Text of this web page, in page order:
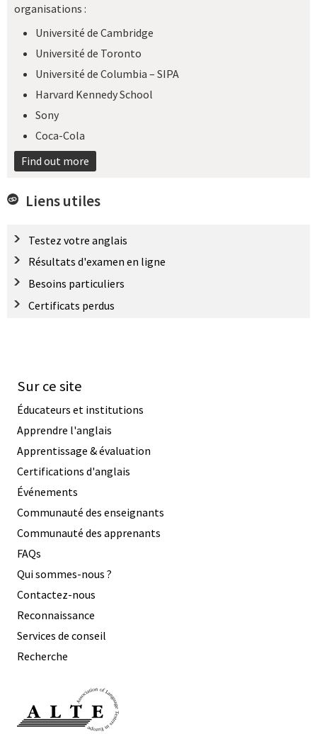
organisations :
Université de Cambridge
Université de Toronto
Université de Columbia – SIPA
Harvard Kennedy School
Sony
Coca-Cola
Find out more
Liens utiles
Testez votre anglais
Résultats d'examen en ligne
Besoins particuliers
Certificats perdus
Sur ce site
Éducateurs et institutions
Apprendre l'anglais
Apprentissage & évaluation
Certifications d'anglais
Événements
Communauté des enseignants
Communauté des apprenants
FAQs
Qui sommes-nous ?
Contactez-nous
Reconnaissance
Services de conseil
Recherche